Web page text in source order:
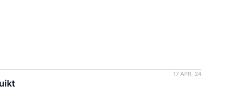
17 APR. 24